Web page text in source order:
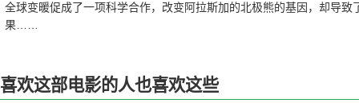
全球变暖促成了一项科学合作，改变阿拉斯加的北极熊的基因，却导致
果……
喜欢这部电影的人也喜欢这些